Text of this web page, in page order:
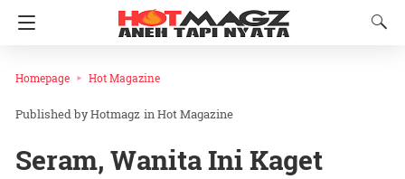
Homepage Hot Magazine
Hotmagz inHot Magazine
Seram, Wanita Ini Kaget